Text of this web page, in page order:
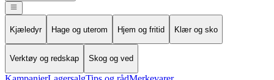
Kjæledyr Hage og uterom Hjem og fritid Klær og sko
Verktøy og redskap Skog og ved